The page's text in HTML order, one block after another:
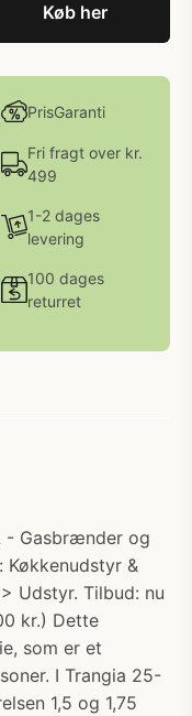
Køb her
PrisGaranti
Fri fragt over kr.
499
1-2 dages
levering
100 dages
returret
- Gasbrænder og
Køkkenudstyr &
Udstyr. Tilbud: nu
kr.) Dette
som er et
I Trangia 25-
1,5 og 1,75